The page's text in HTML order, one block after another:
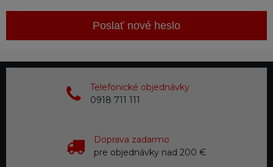
Poslať nové heslo
Telefonické objednávky
0918 711 111
Doprava zadarmo
pre objednávky nad 200 €